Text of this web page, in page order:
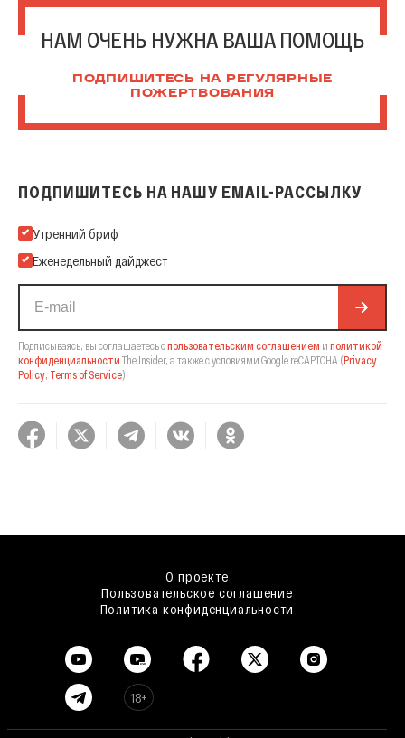
НАМ ОЧЕНЬ НУЖНА ВАША ПОМОЩЬ
ПОДПИШИТЕСЬ НА РЕГУЛЯРНЫЕ
ПОЖЕРТВОВАНИЯ
ПОДПИШИТЕСЬ НА НАШУ EMAIL-РАССЫЛКУ
Подпишитесь на нашу Email-рассылку
Утренний бриф
Еженедельный дайджест
Подписываясь, вы соглашаетесь спользовательским соглашением и политикой
конфиденциальности The Insider, а также с условиями Google reCAPTCHA (Privacy
Policy Terms of Service).
О проекте
Пользовательское соглашение
Политика конфиденциальности
18+